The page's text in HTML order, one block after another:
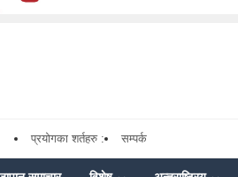
प्रयोगका शर्तहरु : सम्पर्क